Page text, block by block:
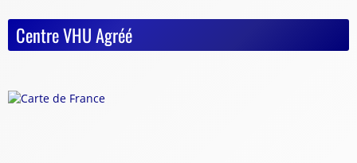
Centre VHU Agréé